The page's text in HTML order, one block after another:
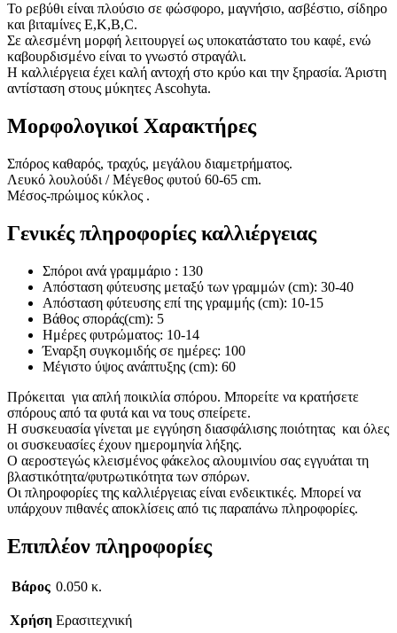
Το ρεβύθι είναι πλούσιο σε φώσφορο, μαγνήσιο, ασβέστιο, σίδηρο
και βιταμίνες Ε,Κ,B,C.
Σε αλεσμένη μορφή λειτουργεί ως υποκατάστατο του καφέ, ενώ
καβουρδισμένο είναι το γνωστό στραγάλι.
Η καλλιέργεια έχει καλή αντοχή στο κρύο και την ξηρασία. Άριστη
αντίσταση στους μύκητες Ascohyta.
Μορφολογικοί Χαρακτήρες
Σπόρος καθαρός, τραχύς, μεγάλου διαμετρήματος.
Λευκό λουλούδι / Μέγεθος φυτού 60-65 cm.
Μέσος-πρώιμος κύκλος .
Γενικές πληροφορίες καλλιέργειας
Σπόροι ανά γραμμάριο : 130
Απόσταση φύτευσης μεταξύ των γραμμών (cm): 30-40
Απόσταση φύτευσης επί της γραμμής (cm): 10-15
Βάθος σποράς(cm): 5
Ημέρες φυτρώματος: 10-14
Έναρξη συγκομιδής σε ημέρες: 100
Μέγιστο ύψος ανάπτυξης (cm): 60
Πρόκειται για απλή ποικιλία σπόρου. Μπορείτε να κρατήσετε
σπόρους από τα φυτά και να τους σπείρετε.
Η συσκευασία γίνεται με εγγύηση διασφάλισης ποιότητας και όλες
οι συσκευασίες έχουν ημερομηνία λήξης.
Ο αεροστεγώς κλεισμένος φάκελος αλουμινίου σας εγγυάται τη
βλαστικότητα/φυτρωτικότητα των σπόρων.
Οι πληροφορίες της καλλιέργειας είναι ενδεικτικές. Μπορεί να
υπάρχουν πιθανές αποκλίσεις από τις παραπάνω πληροφορίες.
Επιπλέον πληροφορίες
Βάρος 0.050 κ.
Χρήση Ερασιτεχνική